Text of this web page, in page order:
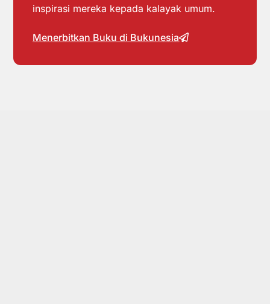
inspirasi mereka kepada kalayak umum.
Menerbitkan Buku di Bukunesia